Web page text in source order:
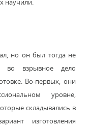
научили.
но он был тогда не
во взрывное дело
Во-первых, они
уровне,
складывались в
изготовления